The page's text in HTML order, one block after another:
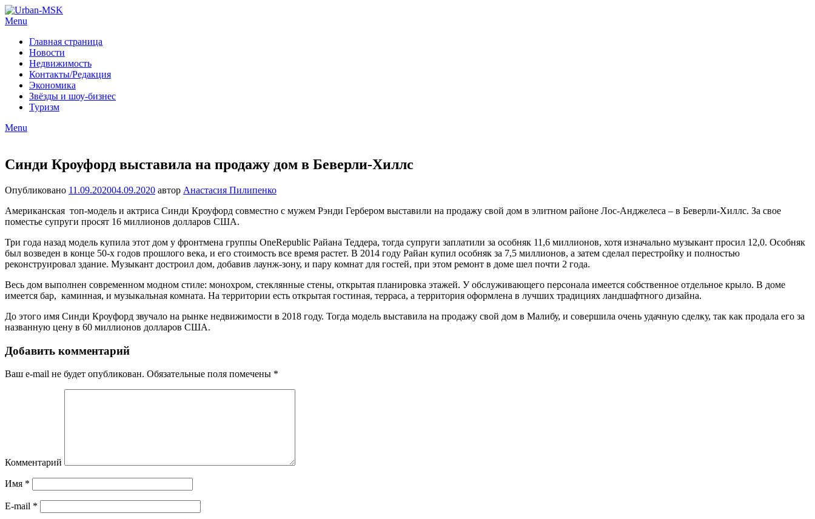
Menu
Главная страница
Новости
Недвижимость
Контакты/Редакция
Экономика
Звёзды и шоу-бизнес
Туризм
Menu
Синди Кроуфорд выставила на продажу дом в Беверли-Хиллс
Опубликовано 11.09.202004.09.2020 автор Анастасия Пилипенко
Американская топ-модель и актриса Синди Кроуфорд совместно с мужем Рэнди Гербером выставили на продажу свой дом в элитном районе Лос-Анджелеса – в Беверли-Хиллс. За свое
поместье супруги просят 16 миллионов долларов США.
Три года назад модель купила этот дом у фронтмена группы OneRepublic Райана Теддера, тогда супруги заплатили за особняк 11,6 миллионов, хотя изначально музыкант просил 12,0. Особняк
был возведен в конце 50-х годов прошлого века, и его стоимость все время растет. В 2014 году Райан купил особняк за 7,5 миллионов, а затем сделал перестройку и полностью
реконструировал здание. Музыкант достроил дом, добавив лаунж-зону, и пару комнат для гостей, при этом ремонт в доме шел почти 2 года.
Весь дом выполнен современном модном стиле: монохром, стеклянные стены, открытая планировка этажей. У обслуживающего персонала имеется собственное отдельное крыло. В доме
имеется бар, каминная, и музыкальная комната. На территории есть открытая гостиная, терраса, а территория оформлена в лучших традициях ландшафтного дизайна.
До этого имя Синди Кроуфорд звучало на рынке недвижимости в 2018 году. Тогда модель выставила на продажу свой дом в Малибу, и совершила очень удачную сделку, так как продала его за
названную цену в 60 миллионов долларов США.
Добавить комментарий
Ваш e-mail не будет опубликован. Обязательные поля помечены *
Комментарий
Имя *
E-mail *